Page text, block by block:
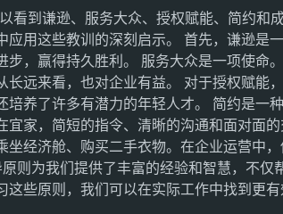
看到谦逊、服务大众、授权赋能、简约
用这些教训的深刻启示。 首先，谦逊是
，赢得持久胜利。 服务大众是一项使命
远来看，也对企业有益。 对于授权赋能
养了许多有潜力的年轻人才。 简约是一
家，简短的指令、清晰的沟通和面对面
经济舱、购买二手衣物。在企业运营中
则为我们提供了丰富的经验和智慧，不
些原则，我们可以在实际工作中找到更